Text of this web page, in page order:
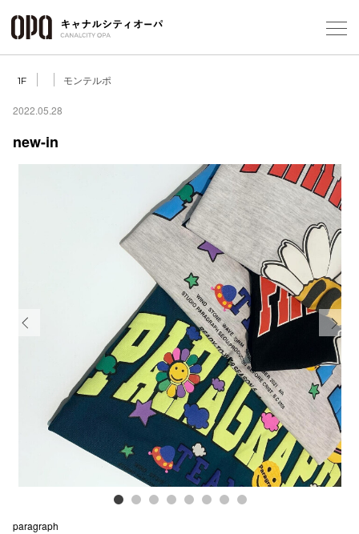
1F モンテルポ
2022.05.28
new-in
Next
paragraph
ショッ
レスト
施設案内
アクセ
スタッ
電話で
公式SNS